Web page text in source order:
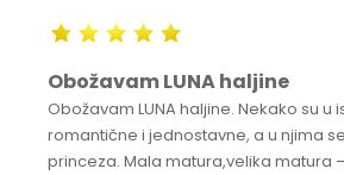
Obožavam LUNA haljine
Obožavam LUNA haljine. Nekako su u
romantične i jednostavne, a u njima
princeza. Mala matura,velika matura –